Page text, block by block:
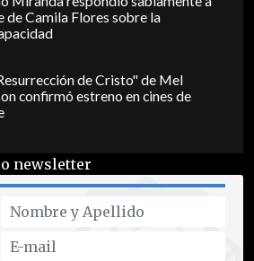
de Camila Flores sobre la
de Cristo" de Mel
confirmó estreno en cines de
newsletter